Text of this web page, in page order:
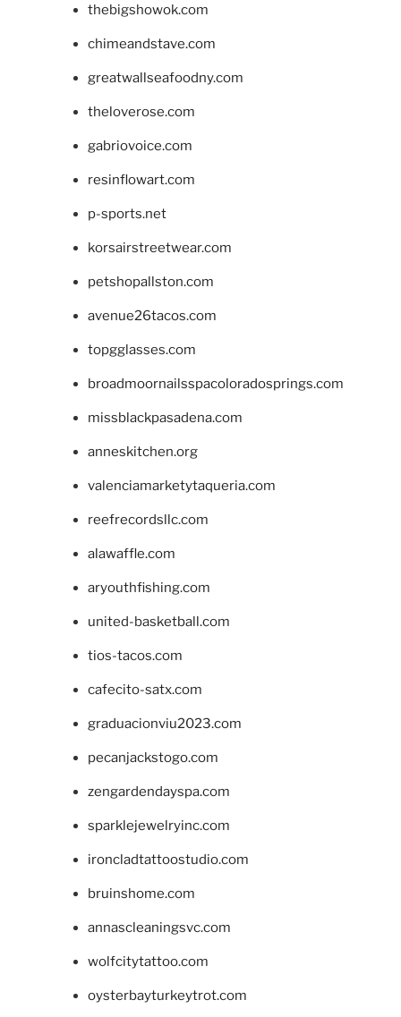
thebigshowok.com
chimeandstave.com
greatwallseafoodny.com
theloverose.com
gabriovoice.com
resinflowart.com
p-sports.net
korsairstreetwear.com
petshopallston.com
avenue26tacos.com
topgglasses.com
broadmoornailsspacoloradosprings.com
missblackpasadena.com
anneskitchen.org
valenciamarketytaqueria.com
reefrecordsllc.com
alawaffle.com
aryouthfishing.com
united-basketball.com
tios-tacos.com
cafecito-satx.com
graduacionviu2023.com
pecanjackstogo.com
zengardendayspa.com
sparklejewelryinc.com
ironcladtattoostudio.com
bruinshome.com
annascleaningsvc.com
wolfcitytattoo.com
oysterbayturkeytrot.com